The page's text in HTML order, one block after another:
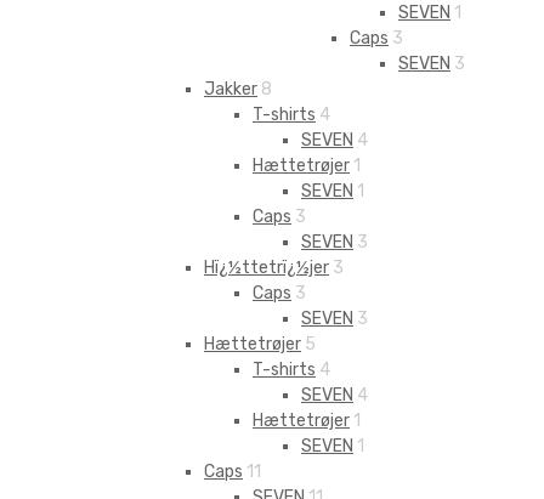
SEVEN 1
Caps 3
SEVEN 3
Jakker 8
T-shirts 4
SEVEN 4
Hættetrøjer 1
SEVEN 1
Caps 3
SEVEN 3
Hï¿½ttetrï¿½jer 3
Caps 3
SEVEN 3
Hættetrøjer 5
T-shirts 4
SEVEN 4
Hættetrøjer 1
SEVEN 1
Caps 11